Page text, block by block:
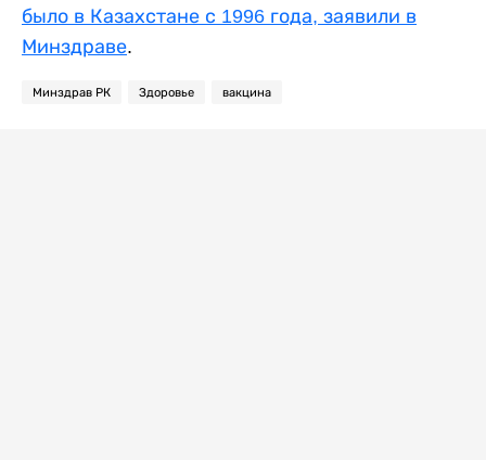
было в Казахстане с 1996 года, заявили в
Минздраве.
Минздрав РК Здоровье вакцина